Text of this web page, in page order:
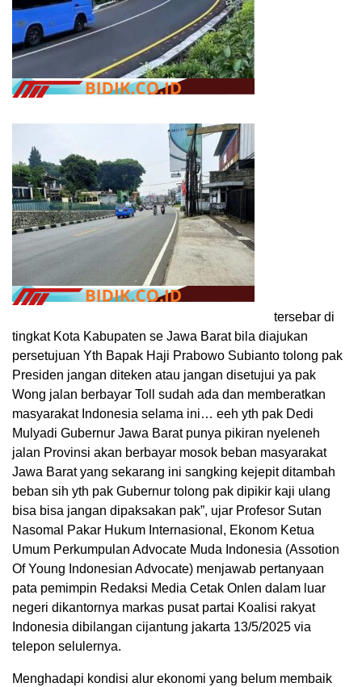
tersebar di
tingkat Kota Kabupaten se Jawa Barat bila diajukan
persetujuan Yth Bapak Haji Prabowo Subianto tolong pak
Presiden jangan diteken atau jangan disetujui ya pak
Wong jalan berbayar Toll sudah ada dan memberatkan
masyarakat Indonesia selama ini… eeh yth pak Dedi
Mulyadi Gubernur Jawa Barat punya pikiran nyeleneh
jalan Provinsi akan berbayar mosok beban masyarakat
Jawa Barat yang sekarang ini sangking kejepit ditambah
beban sih yth pak Gubernur tolong pak dipikir kaji ulang
bisa bisa jangan dipaksakan pak”, ujar Profesor Sutan
Nasomal Pakar Hukum Internasional, Ekonom Ketua
Umum Perkumpulan Advocate Muda Indonesia (Assotion
Of Young Indonesian Advocate) menjawab pertanyaan
pata pemimpin Redaksi Media Cetak Onlen dalam luar
negeri dikantornya markas pusat partai Koalisi rakyat
Indonesia dibilangan cijantung jakarta 13/5/2025 via
telepon selulernya.
Menghadapi kondisi alur ekonomi yang belum membaik